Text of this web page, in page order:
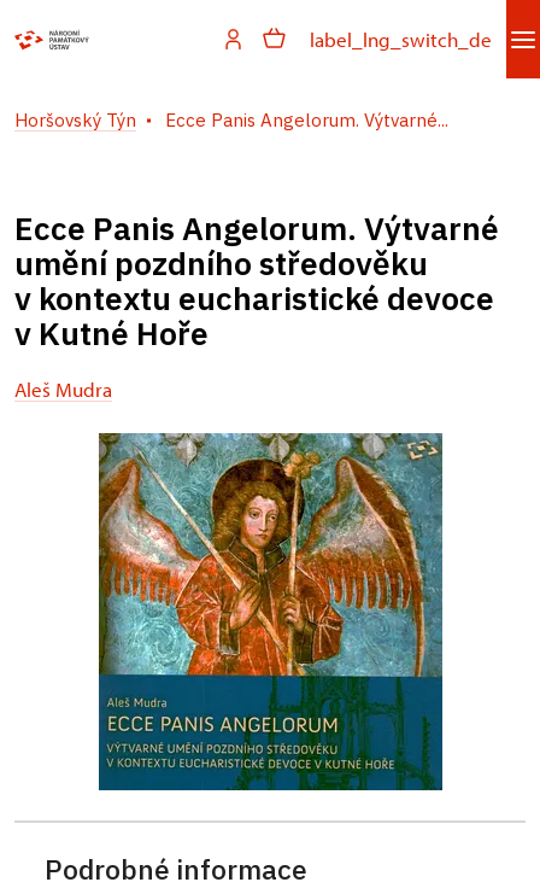
label_lng_switch_de
Horšovský Týn Ecce Panis Angelorum. Výtvarné...
Ecce Panis Angelorum. Výtvarné
umění pozdního středověku
v kontextu eucharistické devoce
v Kutné Hoře
Aleš Mudra
Podrobné informace